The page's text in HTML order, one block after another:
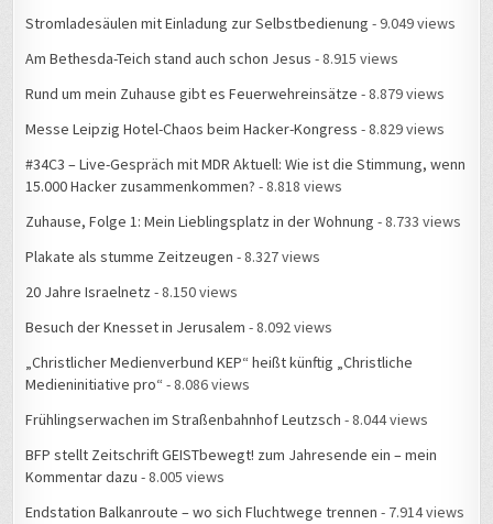
Stromladesäulen mit Einladung zur Selbstbedienung - 9.049 views
Am Bethesda-Teich stand auch schon Jesus - 8.915 views
Rund um mein Zuhause gibt es Feuerwehreinsätze - 8.879 views
Messe Leipzig Hotel-Chaos beim Hacker-Kongress - 8.829 views
#34C3 – Live-Gespräch mit MDR Aktuell: Wie ist die Stimmung, wenn
15.000 Hacker zusammenkommen? - 8.818 views
Zuhause, Folge 1: Mein Lieblingsplatz in der Wohnung - 8.733 views
Plakate als stumme Zeitzeugen - 8.327 views
20 Jahre Israelnetz - 8.150 views
Besuch der Knesset in Jerusalem - 8.092 views
„Christlicher Medienverbund KEP“ heißt künftig „Christliche
Medieninitiative pro“ - 8.086 views
Frühlingserwachen im Straßenbahnhof Leutzsch - 8.044 views
BFP stellt Zeitschrift GEISTbewegt! zum Jahresende ein – mein
Kommentar dazu - 8.005 views
Endstation Balkanroute – wo sich Fluchtwege trennen - 7.914 views